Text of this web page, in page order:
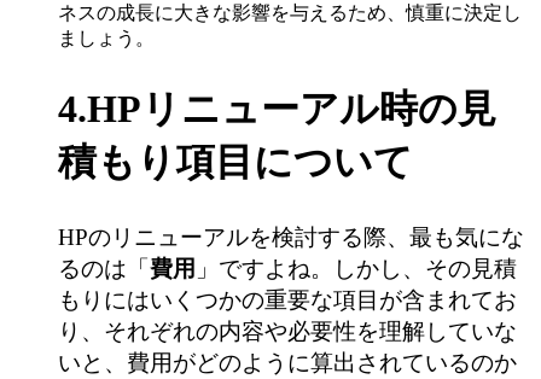
ネスの成長に大きな影響を与えるため、慎重に決定し
ましょう。
4.HPリニューアル時の見
積もり項目について
HPのリニューアルを検討する際、最も気にな
るのは「費用 」ですよね。しかし、その見積
もりにはいくつかの重要な項目が含まれてお
り、それぞれの内容や必要性を理解していな
いと、費用がどのように算出されているのか